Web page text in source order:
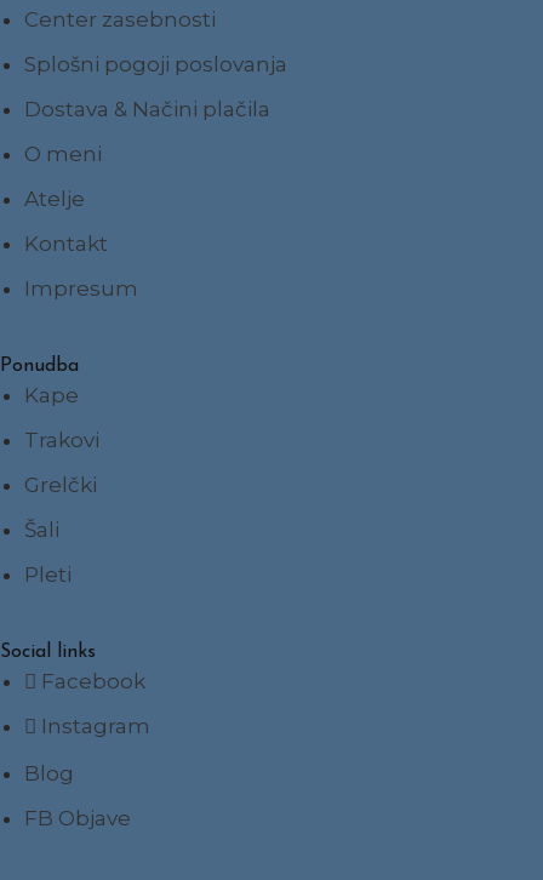
Center zasebnosti
Splošni pogoji poslovanja
Dostava & Načini plačila
O meni
Atelje
Kontakt
Impresum
Ponudba
Kape
Trakovi
Grelčki
Šali
Pleti
Social links
Facebook
Instagram
Blog
FB Objave